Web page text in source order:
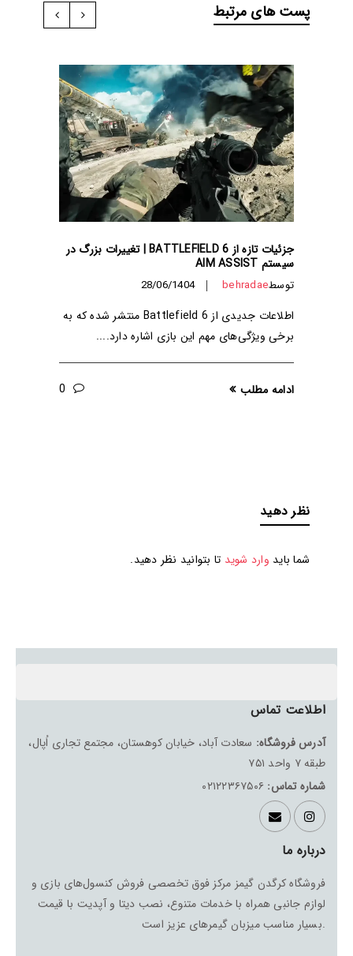
پست های مرتبط
جزئیات تازه از BATTLEFIELD 6 | تغییرات بزرگ در
سیستم AIM ASSIST
توسطbehradae
28/06/1404
اطلاعات جدیدی از Battlefield 6 منتشر شده که به
برخی ویژگی‌های مهم این بازی اشاره دارد.
ادامه مطلب 0
نظر دهید
شما باید وارد شوید تا بتوانید نظر دهید.
اطلاعت تماس
آدرس فروشگاه: سعادت آباد، خیابان کوهستان، مجتمع تجاری اُپال،
طبقه ۷ واحد ۷۵۱
شماره تماس: ۰۲۱۲۲۳۶۷۵۰۶
درباره ما
فروشگاه کرگدن گیمز مرکز فوق تخصصی فروش کنسول‌های بازی و‌‌
لوازم جانبی همراه با خدمات متنوع، نصب دیتا و آپدیت با قیمت
بسیار مناسب میزبان گیمرهای عزیز است.